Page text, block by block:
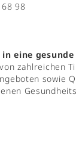
98
eine
zahlreichen
sowie